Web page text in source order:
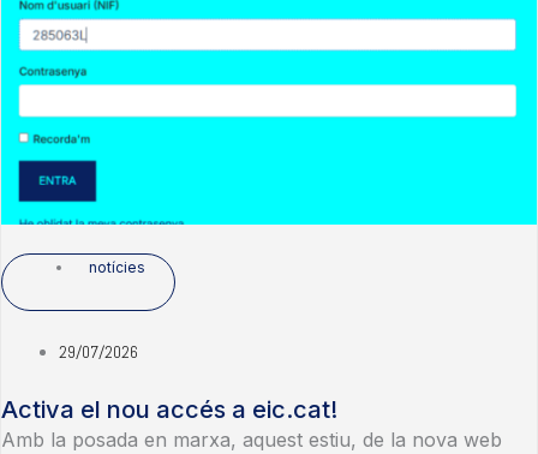
notícies
29/07/2026
Activa el nou accés a eic.cat!
Amb la posada en marxa, aquest estiu, de la nova web